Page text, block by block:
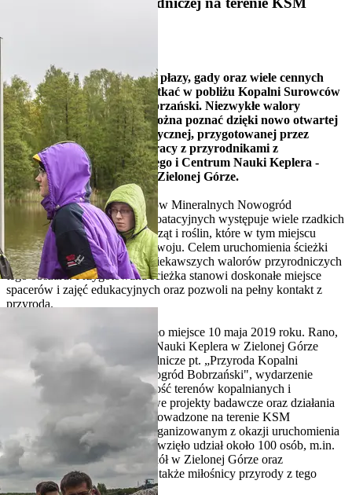
Blisko 45 gatunków ptaków, płazy, gady oraz wiele cennych
zbiorowisk roślin można spotkać w pobliżu Kopalni Surowców
Mineralnych Nowogród Bobrzański. Niezwykłe walory
przyrodnicze tego miejsca można poznać dzięki nowo otwartej
ścieżce przyrodniczo-dydaktycznej, przygotowanej przez
Grupę Górażdże we współpracy z przyrodnikami z
Uniwersytetu Zielonogórskiego i Centrum Nauki Keplera -
Centrum Przyrodniczego w Zielonej Górze.
Na obszarze Kopalni Surowców Mineralnych Nowogród
Bobrzański i terenach poeksploatacyjnych występuje wiele rzadkich
i chronionych gatunków zwierząt i roślin, które w tym miejscu
znalazły dogodne warunki rozwoju. Celem uruchomienia ścieżki
edukacyjnej jest ukazanie najciekawszych walorów przyrodniczych
tego obszaru. Przygotowana ścieżka stanowi doskonałe miejsce
spacerów i zajęć edukacyjnych oraz pozwoli na pełny kontakt z
przyrodą.
Oficjalne otwarcie ścieżki miało miejsce 10 maja 2019 roku. Rano,
tego samego dnia w Centrum Nauki Keplera w Zielonej Górze
odbyło się seminarium przyrodnicze pt. „Przyroda Kopalni
Surowców Mineralnych Nowogród Bobrzański", wydarzenie
popularyzujące bioróżnorodność terenów kopalnianych i
podsumowujące dotychczasowe projekty badawcze oraz działania
na rzecz ochrony gatunków prowadzone na terenie KSM
Nowogród Bobrzański. W zorganizowanym z okazji uruchomienia
ścieżki pikniku ekologicznym wzięło udział około 100 osób, m.in.
uczniowie i nauczyciele ze szkół w Zielonej Górze oraz
Nowogrodzie Bobrzańskim, a także miłośnicy przyrody z tego
regionu.